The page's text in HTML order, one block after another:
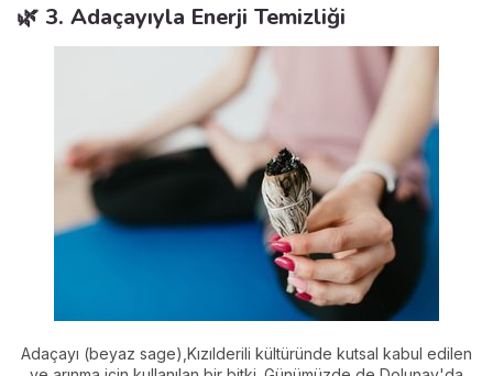
🌿 3. Adaçayıyla Enerji Temizliği
Adaçayı (beyaz sage),Kızılderili kültüründe kutsal kabul edilen